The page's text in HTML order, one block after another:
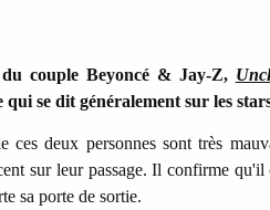
couple Beyoncé & Jay-Z,
se dit généralement sur les
deux personnes sont très
sur leur passage. Il confirme qu'il
sa porte de sortie.